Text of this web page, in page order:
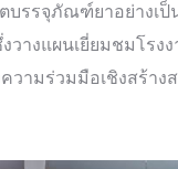
บรรจุภัณฑ์ยาอย่างเ
วางแผนเยี่ยมชมโ
วามร่วมมือเชิงสร้าง